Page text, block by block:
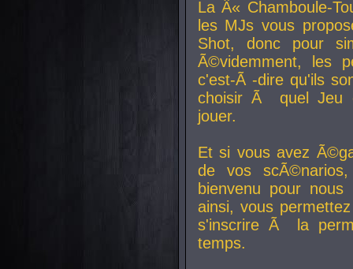
La Â« Chamboule-
les MJs vous
Shot, donc pour
Ã©videmment, les
c'est-Ã -dire qu'ils
choisir Ã quel Jeu
jouer.
Et si vous avez
de vos
bienvenu pour
ainsi, vous
s'inscrire Ã la
temps.